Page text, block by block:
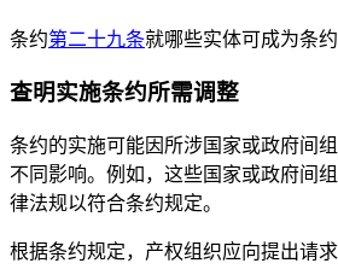
条约第二十九条就哪些实体可成为条
查明实施条约所需调整
条约的实施可能因所涉国家或政府间
不同影响。例如，这些国家或政府间
律法规以符合条约规定。
根据条约规定，产权组织应向提出请